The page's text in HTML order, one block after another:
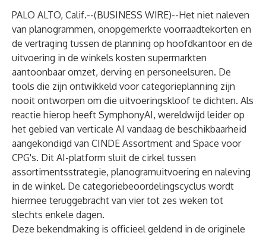
PALO ALTO, Calif.--(BUSINESS WIRE)--Het niet naleven
van planogrammen, onopgemerkte voorraadtekorten en
de vertraging tussen de planning op hoofdkantoor en de
uitvoering in de winkels kosten supermarkten
aantoonbaar omzet, derving en personeelsuren. De
tools die zijn ontwikkeld voor categorieplanning zijn
nooit ontworpen om die uitvoeringskloof te dichten. Als
reactie hierop heeft SymphonyAI, wereldwijd leider op
het gebied van verticale AI vandaag de beschikbaarheid
aangekondigd van CINDE Assortment and Space voor
CPG's. Dit AI-platform sluit de cirkel tussen
assortimentsstrategie, planogramuitvoering en naleving
in de winkel. De categoriebeoordelingscyclus wordt
hiermee teruggebracht van vier tot zes weken tot
slechts enkele dagen.
Deze bekendmaking is officieel geldend in de originele